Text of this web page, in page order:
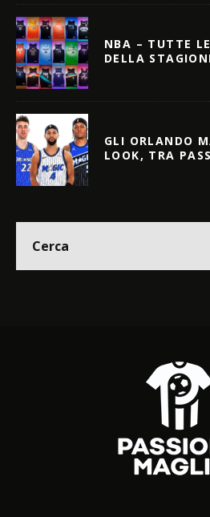
NBA – TUTTE
DELLA
GLI ORLANDO
LOOK, TRA